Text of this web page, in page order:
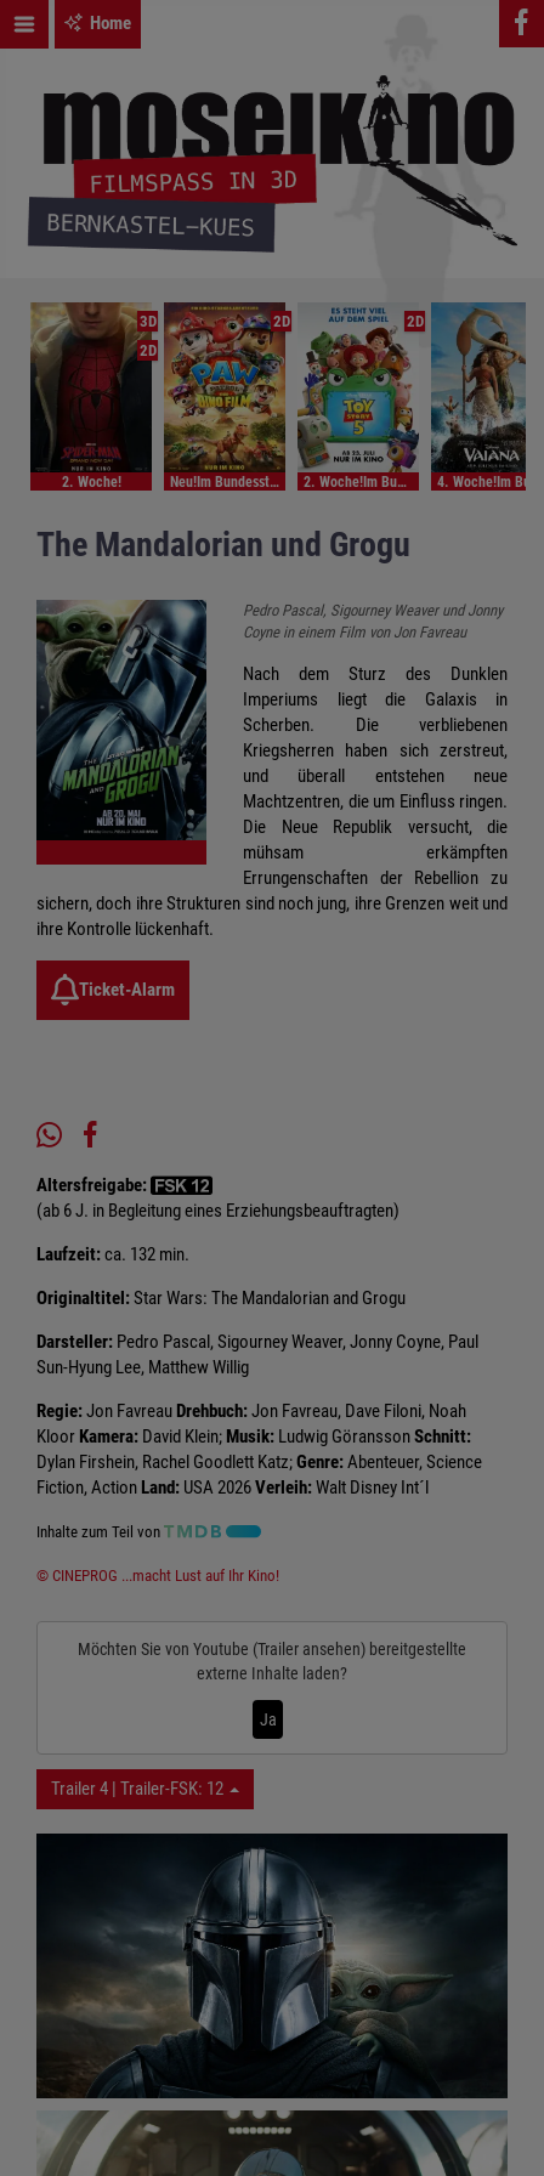
Home
3D
2D
2. Woche!
2D
Neu!Im Bundesstart
2D
2. Woche!Im Bundesstart
The Mandalorian und Grogu
Pedro Pascal, Sigourney Weaver und Jonny
Coyne in einem Film von Jon Favreau
Nach dem Sturz des Dunklen
Imperiums liegt die Galaxis in
Scherben. Die verbliebenen
Kriegsherren haben sich zerstreut,
und überall entstehen neue
Machtzentren, die um Einfluss ringen.
Die Neue Republik versucht, die
mühsam erkämpften
Errungenschaften der Rebellion zu
sichern, doch ihre Strukturen sind noch jung, ihre Grenzen weit und
ihre Kontrolle lückenhaft.
Ticket-Alarm
Altersfreigabe:
(ab 6 J. in Begleitung eines Erziehungsbeauftragten)
Laufzeit:ca. 132 min.
Originaltitel:Star Wars: The Mandalorian and Grogu
Darsteller: Pedro Pascal, Sigourney Weaver, Jonny Coyne, Paul
Sun-Hyung Lee, Matthew Willig
Regie:Jon Favreau Drehbuch:Jon Favreau, Dave Filoni, Noah
Kloor Kamera: David Klein; Musik: Ludwig GöranssonSchnitt:
Dylan Firshein, Rachel Goodlett Katz;Genre:Abenteuer, Science
Fiction, Action Land: USA 2026Verleih:Walt Disney Int´l
Inhalte zum Teil von
© CINEPROG ...macht Lust auf Ihr Kino!
Möchten Sie von Youtube (Trailer ansehen) bereitgestellte
externe Inhalte laden?
Ja
Trailer 4 | Trailer-FSK: 12